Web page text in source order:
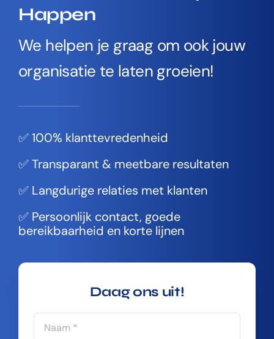
Happen
We helpen je graag om ook jouw
organisatie te laten groeien!
✅ 100% klanttevredenheid
✅ Transparant & meetbare resultaten
✅ Langdurige relaties met klanten
✅ Persoonlijk contact, goede
bereikbaarheid en korte lijnen
Daag ons uit!